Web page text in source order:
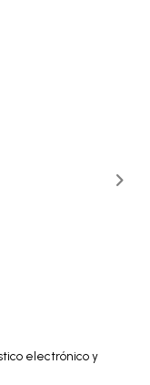
electrónico y